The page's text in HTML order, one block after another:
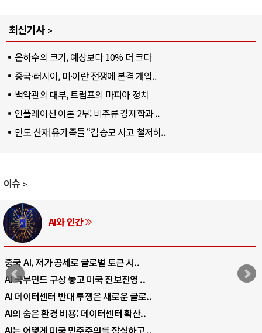
최신기사
은하수의 크기, 예상보다 10% 더 크다
중국·러시아, 미·이란 전쟁에 본격 개입..
백악관의 대부, 트럼프의 마피아 정치
인플레이션 이론 2부: 비주류 경제학과 ..
만도 산재 유가족들 “김승모 사고 철저히..
이슈
AI와 인간
중국 AI, 저가 공세로 글로벌 토큰 시..
AI 국부펀드 구상 놓고 미국 진보진영 ..
AI 데이터센터 반대 투쟁은 새로운 글로..
AI의 숨은 환경 비용: 데이터센터 확산..